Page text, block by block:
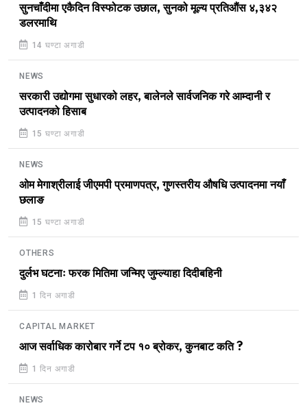
सुनचाँदीमा एकैदिन विस्फोटक उछाल, सुनको मूल्य प्रतिऔंस ४,३४२
डलरमाथि
14 घण्टा अगाडी
NEWS
सरकारी उद्योगमा सुधारको लहर, बालेनले सार्वजनिक गरे आम्दानी र
उत्पादनको हिसाब
15 घण्टा अगाडी
NEWS
ओम मेगाश्रीलाई जीएमपी प्रमाणपत्र, गुणस्तरीय औषधि उत्पादनमा नयाँ
छलाङ
15 घण्टा अगाडी
OTHERS
दुर्लभ घटनाः फरक मितिमा जन्मिए जुम्ल्याहा दिदीबहिनी
1 दिन अगाडी
CAPITAL MARKET
आज सर्वाधिक कारोबार गर्ने टप १० ब्रोकर, कुनबाट कति ?
1 दिन अगाडी
NEWS